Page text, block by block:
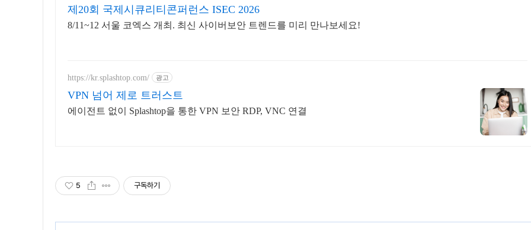
제20회 국제시큐리티콘퍼런스 ISEC 2026
8/11~12 서울 코엑스 개최. 최신 사이버보안 트렌드를 미리 만나보세요!
https://kr.splashtop.com/ 광고
VPN 넘어 제로 트러스트
에이전트 없이 Splashtop을 통한 VPN 보안 RDP, VNC 연결
5 구독하기